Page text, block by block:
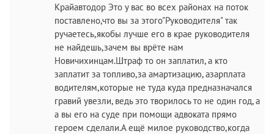
Крайавтодор Это у вас во всех районах на поток
поставлено,что вы за этого"Руководителя" так
ручаетесь,якобы лучше его в крае руководителя
не найдешь,зачем вы врёте нам
Новичихинцам.Штраф то он заплатил, а кто
заплатит за топливо,за амартизацию, азарплата
водителям,которые не туда куда предназначался
гравий увезли, ведь это творилось то не один год, а
а вы его на суде при помощи адвоката прямо
героем сделали.А ещё милое руководство,когда